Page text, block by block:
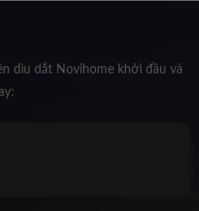
dìu dắt Novihome khởi đầu và